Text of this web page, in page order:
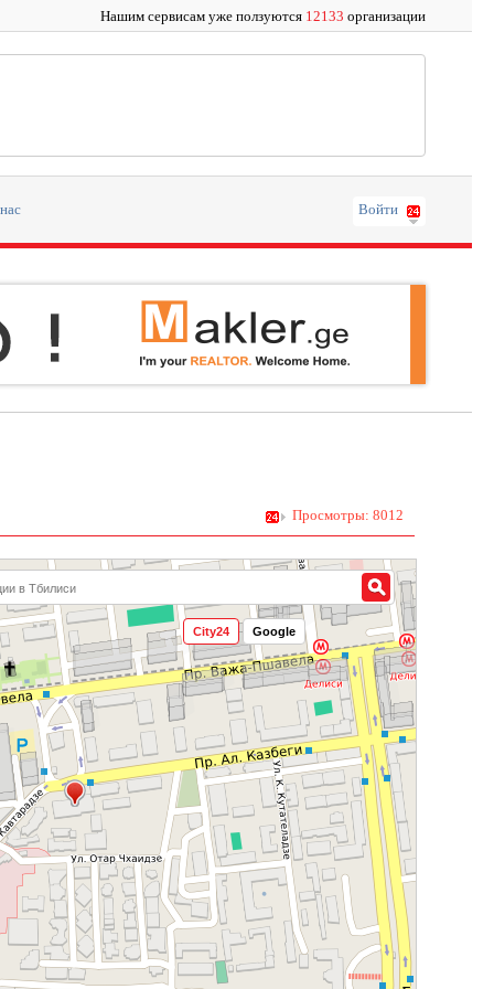
Нашим сервисам уже ползуются 12133 организации
Войти
Просмотры: 8012
City24 Google